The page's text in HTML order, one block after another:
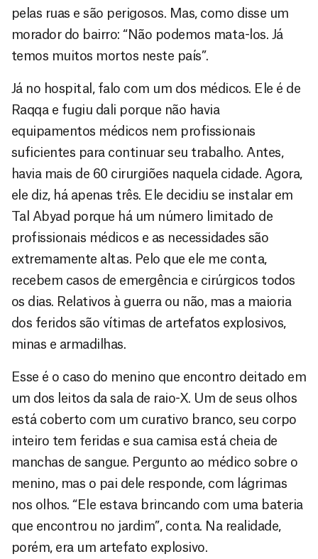
pelas ruas e são perigosos. Mas, como disse um
morador do bairro: “Não podemos mata-los. Já
temos muitos mortos neste país”.
Já no hospital, falo com um dos médicos. Ele é de
Raqqa e fugiu dali porque não havia
equipamentos médicos nem profissionais
suficientes para continuar seu trabalho. Antes,
havia mais de 60 cirurgiões naquela cidade. Agora,
ele diz, há apenas três. Ele decidiu se instalar em
Tal Abyad porque há um número limitado de
profissionais médicos e as necessidades são
extremamente altas. Pelo que ele me conta,
recebem casos de emergência e cirúrgicos todos
os dias. Relativos à guerra ou não, mas a maioria
dos feridos são vítimas de artefatos explosivos,
minas e armadilhas.
Esse é o caso do menino que encontro deitado em
um dos leitos da sala de raio-X. Um de seus olhos
está coberto com um curativo branco, seu corpo
inteiro tem feridas e sua camisa está cheia de
manchas de sangue. Pergunto ao médico sobre o
menino, mas o pai dele responde, com lágrimas
nos olhos. “Ele estava brincando com uma bateria
que encontrou no jardim”, conta. Na realidade,
porém, era um artefato explosivo.